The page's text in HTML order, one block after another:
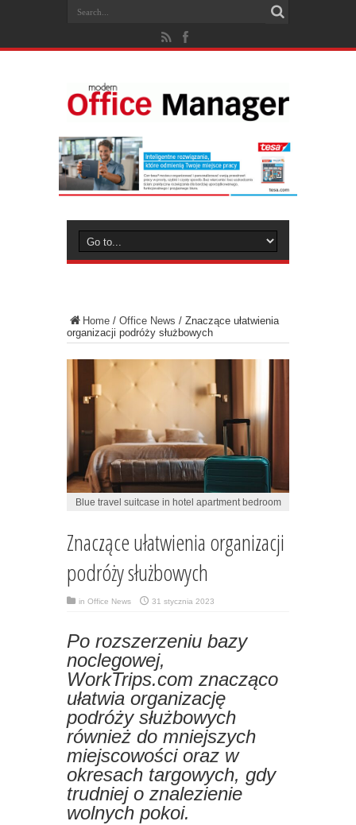
Home / Office News / Znaczące ułatwienia
organizacji podróży służbowych
Blue travel suitcase in hotel apartment bedroom
Znaczące ułatwienia organizacji
podróży służbowych
in Office News 31 stycznia 2023
Po rozszerzeniu bazy
noclegowej,
WorkTrips.com znacząco
ułatwia organizację
podróży służbowych
również do mniejszych
miejscowości oraz w
okresach targowych, gdy
trudniej o znalezienie
wolnych pokoi.